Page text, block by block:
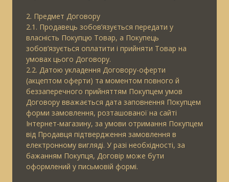
2. Предмет Договору
2.1. Продавець зобов’язується передати у
власність Покупцю Товар, а Покупець
зобов’язується оплатити і прийняти Товар на
умовах цього Договору.
2.2. Датою укладення Договору-оферти
(акцептом оферти) та моментом повного й
беззаперечного прийняттям Покупцем умов
Договору вважається дата заповнення Покупцем
форми замовлення, розташованої на сайті
Інтернет-магазину, за умови отримання Покупцем
від Продавця підтвердження замовлення в
електронному вигляді. У разі необхідності, за
бажанням Покупця, Договір може бути
оформлений у письмовій формі.